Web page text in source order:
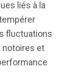
liés à la
fluctuations
notoires et